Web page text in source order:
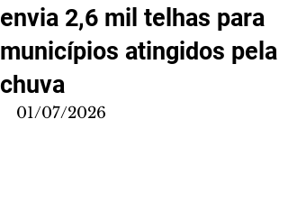
envia 2,6 mil telhas para
municípios atingidos pela
chuva
01/07/2026